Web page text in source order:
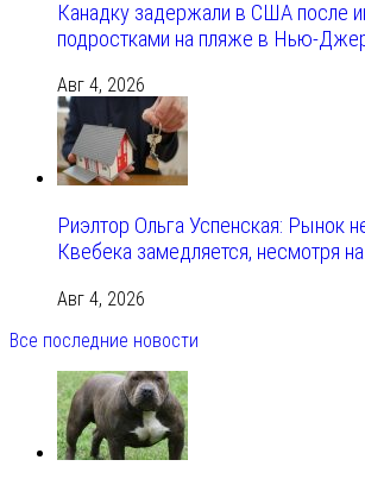
Канадку задержали в США после
подростками на пляже в Нью-
Авг 4, 2026
Риэлтор Ольга Успенская: Рынок
Квебека замедляется, несмотря
Авг 4, 2026
Все последние новости